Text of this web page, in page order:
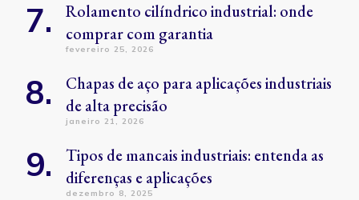
Rolamento cilíndrico industrial: onde
comprar com garantia
fevereiro 25, 2026
Chapas de aço para aplicações industriais
de alta precisão
janeiro 21, 2026
Tipos de mancais industriais: entenda as
diferenças e aplicações
dezembro 8, 2025